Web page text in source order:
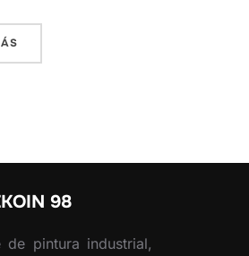
98
pintura industrial,